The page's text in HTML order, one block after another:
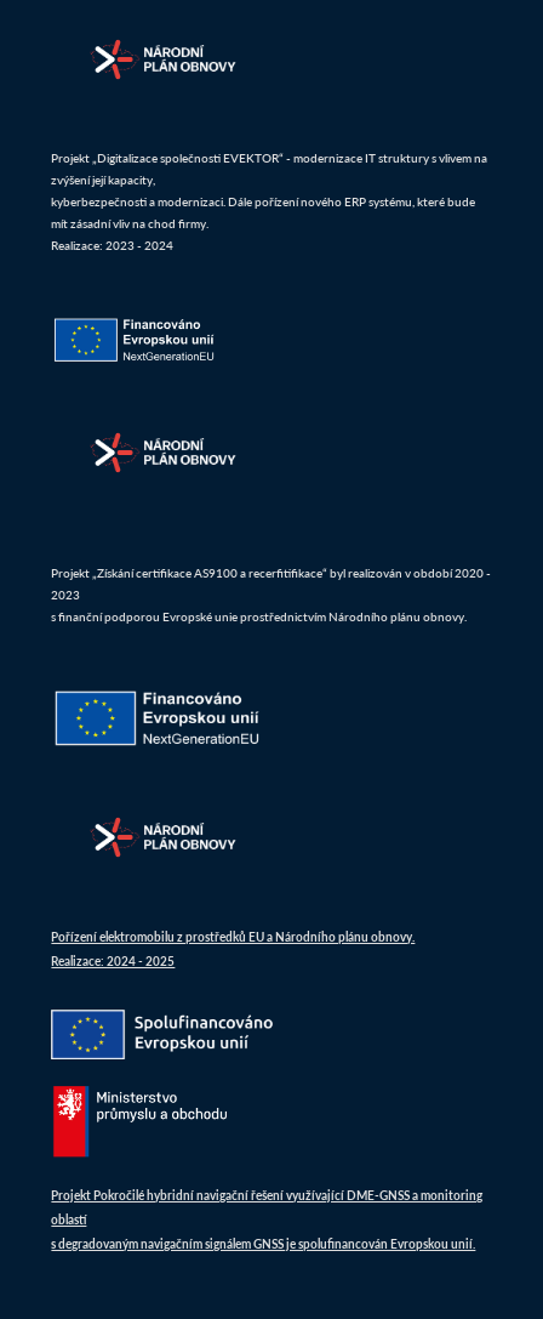
Projekt „Digitalizace společnosti EVEKTOR“ - modernizace IT struktury s vlivem na
zvýšení její kapacity,
kyberbezpečnosti a modernizaci. Dále pořízení nového ERP systému, které bude
mít zásadní vliv na chod firmy.
Realizace: 2023 - 2024
Projekt „Získání certifikace AS9100 a recerfitifikace“ byl realizován v období 2020 -
2023
s finanční podporou Evropské unie prostřednictvím Národního plánu obnovy.
Pořízení elektromobilu z prostředků EU a Národního plánu obnovy.
Realizace: 2024 - 2025
Projekt Pokročilé hybridní navigační řešení využívající DME-GNSS a monitoring
oblastí
s degradovaným navigačním signálem GNSS je spolufinancován Evropskou unií.